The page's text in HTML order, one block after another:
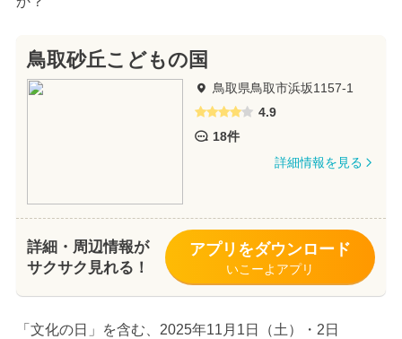
鳥取砂丘こどもの国
鳥取県鳥取市浜坂1157-1
4.9
18件
詳細情報を見る
詳細・周辺情報が
サクサク見れる！
アプリをダウンロード
いこーよアプリ
「文化の日」を含む、2025年11月1日（土）・2日